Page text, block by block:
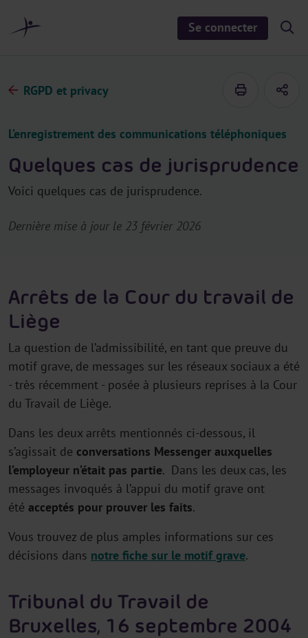
Se connecter
S
i
e
c
RGPD et privacy
L’enregistrement des communications téléphoniques
Quelques cas de jurisprudence
Voici quelques cas de jurisprudence.
Dernière mise à jour le 23 février 2026
Arrêts de la Cour du travail de
Liège
La question de l’admissibilité, en tant que preuve du
motif grave, de messages sur les réseaux sociaux a été
- très récemment - posée à plusieurs reprises à la Cour
du Travail de Liège.
Dans les deux arrêts mentionnés ci-dessous, il
s’agissait de conversations Messenger auxquelles
l’employeur n’était pas partie. Dans les deux cas, les
messages invoqués à l’appui du motif grave ont
été acceptés pour prouver les faits.
Vous trouvez de plus amples informations sur ces
décisions dans notre fiche sur le motif grave.
Tribunal du Travail de
Bruxelles, 16 septembre 2004